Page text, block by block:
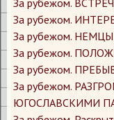
За рубежом.
За рубежом.
За рубежом.
За рубежом.
За рубежом.
ЮГОСЛАВСКИМИ